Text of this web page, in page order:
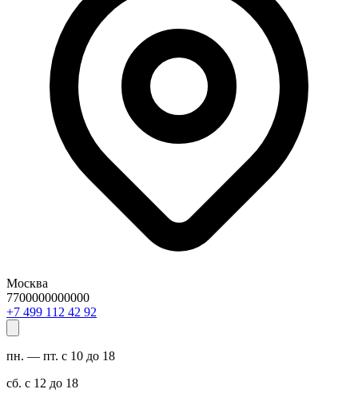
Москва
7700000000000
29 24 211 994 7+
пн. — пт. с 10 до 18
сб. с 12 до 18